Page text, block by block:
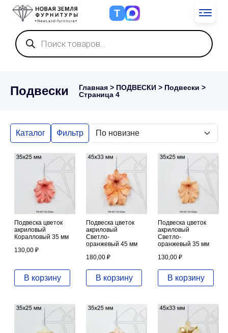
Т
Поиск
товаров
Главная > ПОДВЕСКИ > Подвески >
Страница 4
Подвески
Каталог Фильтр
Подвеска цветок
акриловый
Коралловый 35 мм
130,00 ₽
В корзину
Подвеска цветок
акриловый
Светло-
оранжевый 45 мм
180,00 ₽
В корзину
Подвеска цветок
акриловый
Светло-
оранжевый 35 мм
130,00 ₽
В корзину